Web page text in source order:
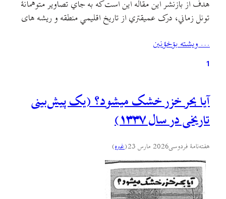
هدف از بازنشر اين مقاله اين است که به جاي تصاوير متوهمانهٔ
تونل زماني، درک عميقتري از تاريخ اقليمي منطقه و ريشه های
به شکل بهره‌برداري سودمحور از طبيعت هوشيارتر شويم.از تمام
انزلی‌چی‌های قدیمي…
… ويشته بۊخؤنين
1
آیا بحر خزر خشک میشود؟ (یک پیش‌بینی
تاریخی در سال ۱۳۳۷)
هفته‌نامهٔ فردوسی2026 مارس 23 (غىره)